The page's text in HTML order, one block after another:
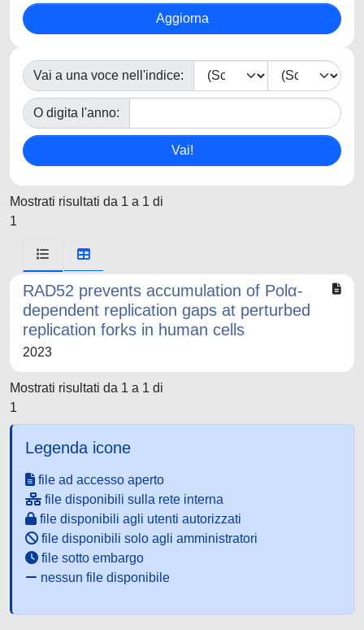
Vai a una voce nell'indice:
O digita l'anno:
Mostrati risultati da 1 a 1 di
1
RAD52 prevents accumulation of Polα-
dependent replication gaps at perturbed
replication forks in human cells
2023
Mostrati risultati da 1 a 1 di
1
Legenda icone
file ad accesso aperto
file disponibili sulla rete interna
file disponibili agli utenti autorizzati
file disponibili solo agli amministratori
file sotto embargo
nessun file disponibile